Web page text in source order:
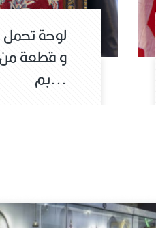
لوحة تحمل قطعة من
السجاد الخاص بمرقد ابي